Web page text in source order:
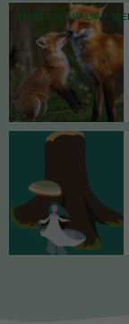
IDROTT OCH HÄLSA /